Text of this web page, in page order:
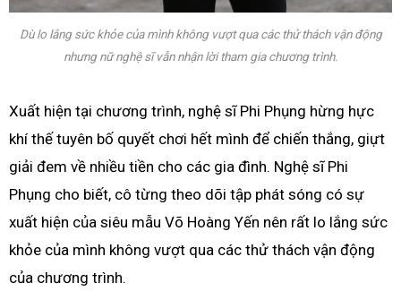
Dù lo lắng sức khỏe của mình không vượt qua các thử thách vận động
nhưng nữ nghệ sĩ vẫn nhận lời tham gia chương trình.
Xuất hiện tại chương trình, nghệ sĩ Phi Phụng hừng hực
khí thế tuyên bố quyết chơi hết mình để chiến thắng, giựt
giải đem về nhiều tiền cho các gia đình. Nghệ sĩ Phi
Phụng cho biết, cô từng theo dõi tập phát sóng có sự
xuất hiện của siêu mẫu Võ Hoàng Yến nên rất lo lắng sức
khỏe của mình không vượt qua các thử thách vận động
của chương trình.